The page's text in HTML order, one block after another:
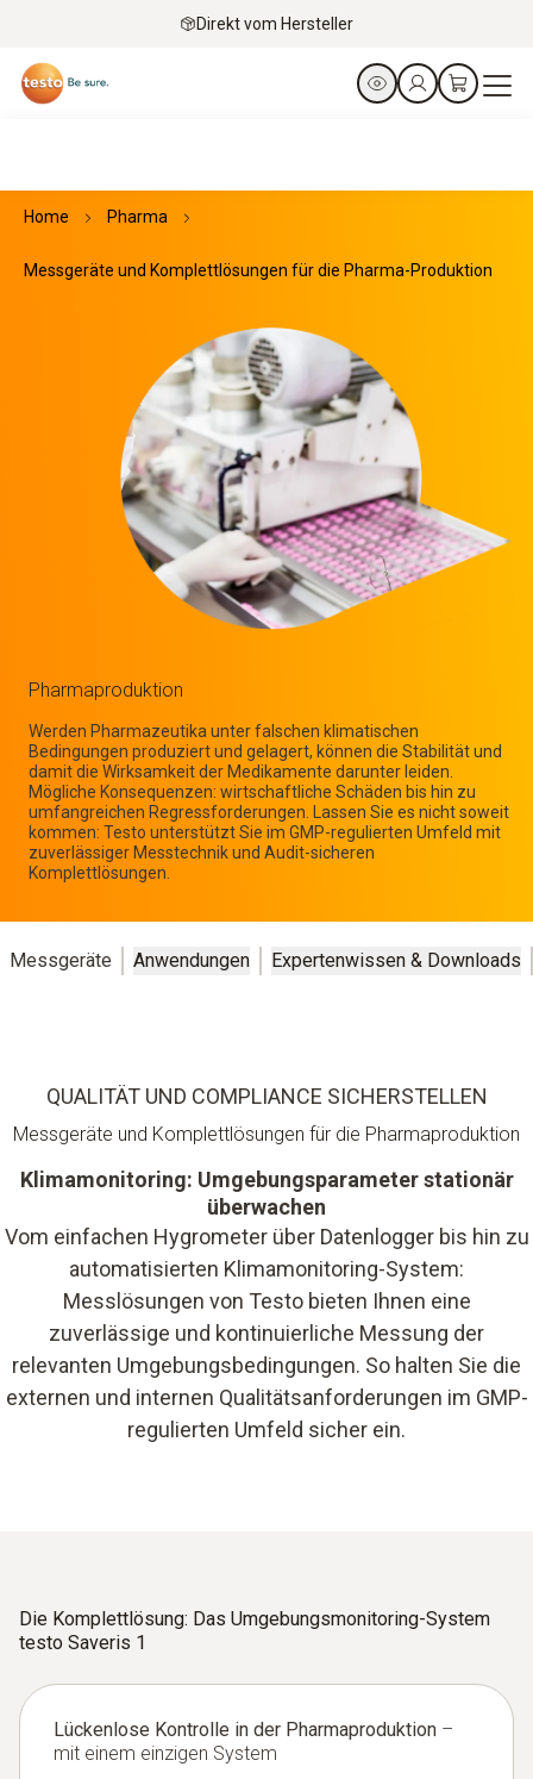
Direkt vom Hersteller
Home Pharma
Messgeräte und Komplettlösungen für die Pharma-Produktion
Pharma­produktion
Werden Pharmazeutika unter falschen klimatischen
Bedingungen produziert und gelagert, können die Stabilität und
damit die Wirksamkeit der Medikamente darunter leiden.
Mögliche Konsequenzen: wirtschaftliche Schäden bis hin zu
umfangreichen Regressforderungen. Lassen Sie es nicht soweit
kommen: Testo unterstützt Sie im GMP-regulierten Umfeld mit
zuverlässiger Messtechnik und Audit-sicheren
Komplettlösungen.
Messgeräte Anwendungen Expertenwissen & Downloads
QUALITÄT UND COMPLIANCE SICHERSTELLEN
Messgeräte und Komplettlösungen für die Pharmaproduktion
Klimamonitoring: Umgebungsparameter stationär
überwachen
Vom einfachen Hygrometer über Datenlogger bis hin zu
automatisierten Klimamonitoring-System:
Messlösungen von Testo bieten Ihnen eine
zuverlässige und kontinuierliche Messung der
relevanten Umgebungsbedingungen. So halten Sie die
externen und internen Qualitätsanforderungen im GMP-
regulierten Umfeld sicher ein.
Die Komplettlösung: Das Umgebungsmonitoring-System
testo Saveris 1
Lückenlose Kontrolle in der Pharmaproduktion –
mit einem einzigen System